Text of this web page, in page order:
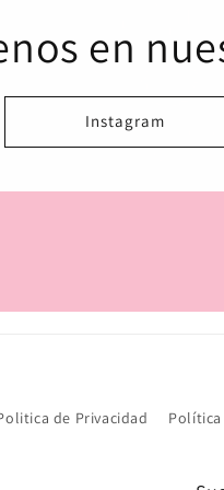
en
Instagram
de Privacidad